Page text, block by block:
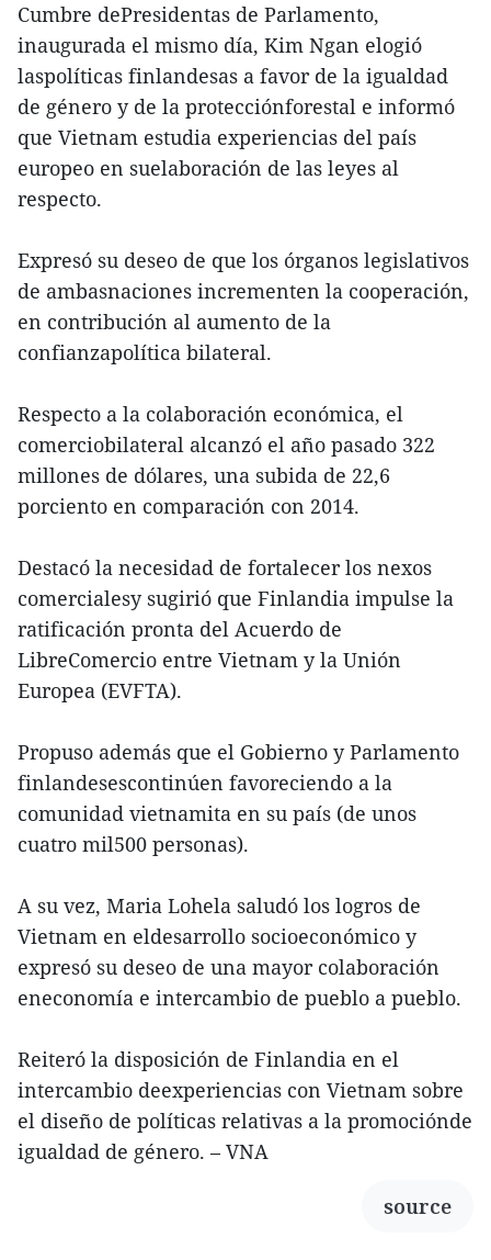
Cumbre dePresidentas de Parlamento,
inaugurada el mismo día, Kim Ngan elogió
laspolíticas finlandesas a favor de la igualdad
de género y de la protecciónforestal e informó
que Vietnam estudia experiencias del país
europeo en suelaboración de las leyes al
respecto.
Expresó su deseo de que los órganos legislativos
de ambasnaciones incrementen la cooperación,
en contribución al aumento de la
confianzapolítica bilateral.
Respecto a la colaboración económica, el
comerciobilateral alcanzó el año pasado 322
millones de dólares, una subida de 22,6
porciento en comparación con 2014.
Destacó la necesidad de fortalecer los nexos
comercialesy sugirió que Finlandia impulse la
ratificación pronta del Acuerdo de
LibreComercio entre Vietnam y la Unión
Europea (EVFTA).
Propuso además que el Gobierno y Parlamento
finlandesescontinúen favoreciendo a la
comunidad vietnamita en su país (de unos
cuatro mil500 personas).
A su vez, Maria Lohela saludó los logros de
Vietnam en eldesarrollo socioeconómico y
expresó su deseo de una mayor colaboración
eneconomía e intercambio de pueblo a pueblo.
Reiteró la disposición de Finlandia en el
intercambio deexperiencias con Vietnam sobre
el diseño de políticas relativas a la promociónde
igualdad de género. – VNA
source